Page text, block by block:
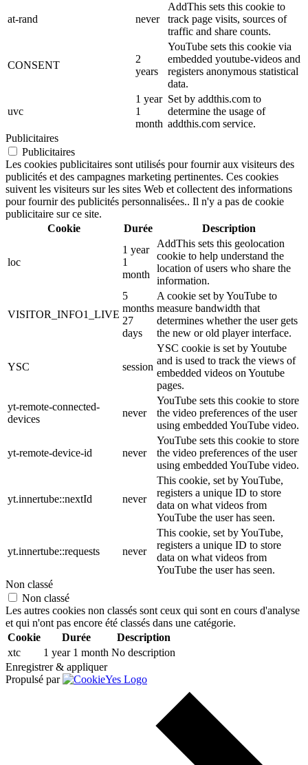
at-rand never
AddThis sets this cookie to
track page visits, sources of
traffic and share counts.
CONSENT
2
years
YouTube sets this cookie via
embedded youtube-videos and
registers anonymous statistical
data.
uvc
1 year
1
month
Set by addthis.com to
determine the usage of
addthis.com service.
Publicitaires
Publicitaires
Les cookies publicitaires sont utilisés pour fournir aux visiteurs des
publicités et des campagnes marketing pertinentes. Ces cookies
suivent les visiteurs sur les sites Web et collectent des informations
pour fournir des publicités personnalisées.. Il n'y a pas de cookie
publicitaire sur ce site.
Cookie
Durée Description
loc
1 year
1
month
AddThis sets this geolocation
cookie to help understand the
location of users who share the
information.
VISITOR_INFO1_LIVE
5
months
27
days
A cookie set by YouTube to
measure bandwidth that
determines whether the user gets
the new or old player interface.
YSC session
YSC cookie is set by Youtube
and is used to track the views of
embedded videos on Youtube
pages.
yt-remote-connected-
devices
never
YouTube sets this cookie to store
the video preferences of the user
using embedded YouTube video.
yt-remote-device-id never
YouTube sets this cookie to store
the video preferences of the user
using embedded YouTube video.
yt.innertube::nextId never
This cookie, set by YouTube,
registers a unique ID to store
data on what videos from
YouTube the user has seen.
yt.innertube::requests never
This cookie, set by YouTube,
registers a unique ID to store
data on what videos from
YouTube the user has seen.
Non classé
Non classé
Les autres cookies non classés sont ceux qui sont en cours d'analyse
et qui n'ont pas encore été classés dans une catégorie.
Cookie
Durée
Description
xtc
1 year 1 month No description
Enregistrer & appliquer
Propulsé par